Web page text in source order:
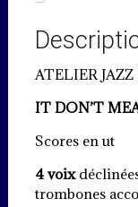
ATELIER JAZZ
IT DON’T
Scores en ut
4 voix
trombones